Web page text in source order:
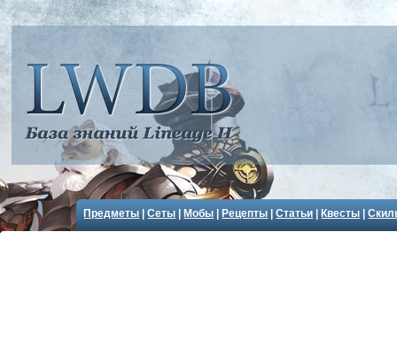
Предметы |Сеты Мобы Рецепты |Статьи Квесты |